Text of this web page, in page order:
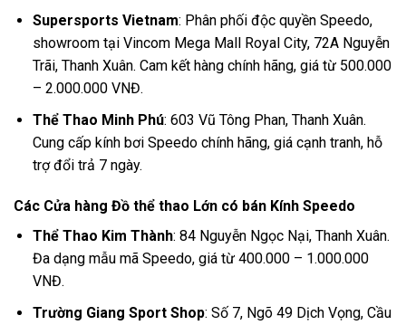
Supersports Vietnam: Phân phối độc quyền Speedo,
showroom tại Vincom Mega Mall Royal City, 72A Nguyễn
Trãi, Thanh Xuân. Cam kết hàng chính hãng, giá từ 500.000
– 2.000.000 VNĐ.
Thể Thao Minh Phú: 603 Vũ Tông Phan, Thanh Xuân.
Cung cấp kính bơi Speedo chính hãng, giá cạnh tranh, hỗ
trợ đổi trả 7 ngày.
Các Cửa hàng Đồ thể thao Lớn có bán Kính Speedo
Thể Thao Kim Thành: 84 Nguyễn Ngọc Nại, Thanh Xuân.
Đa dạng mẫu mã Speedo, giá từ 400.000 – 1.000.000
VNĐ.
Trường Giang Sport Shop: Số 7, Ngõ 49 Dịch Vọng, Cầu